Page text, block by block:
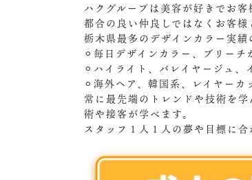
ハクグループは美容が好きでお
都合の良い仲良しではなくお客
栃木県最多のデザインカラー実績
⚪︎毎日デザインカラー、ブリーチ
⚪︎ハイライト、バレイヤージュ
⚪︎海外ヘア、韓国系、レイヤー
常に最先端のトレンドや技術を
術や接客が学べます。
スタッフ１人１人の夢や目標に